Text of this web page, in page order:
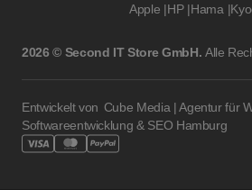
Apple |HP |Hama |
2026 © Second IT Store GmbH. Alle
Entwickelt von Cube Media | Agentur für
Softwareentwicklung & SEO Hamburg